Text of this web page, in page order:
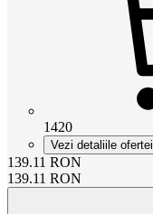
1420
Vezi detaliile ofertei
139.11 RON
139.11 RON